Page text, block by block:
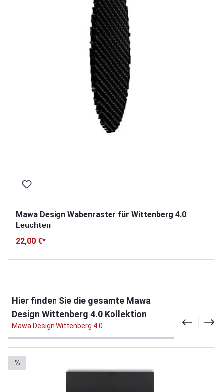
Mawa Design Wabenraster für Wittenberg 4.0
Leuchten
22,00 €*
Hier finden Sie die gesamte Mawa
Design Wittenberg 4.0 Kollektion
Mawa Design Wittenberg 4.0
%